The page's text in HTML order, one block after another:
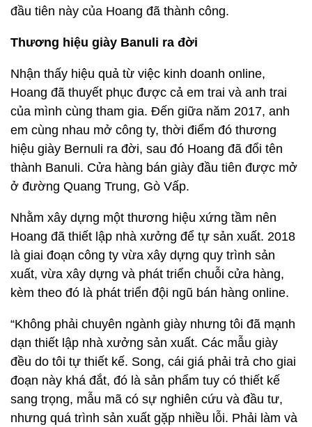
đầu tiên này của Hoang đã thành công.
Thương hiệu giày Banuli ra đời
Nhận thấy hiệu quả từ việc kinh doanh online,
Hoang đã thuyết phục được cả em trai và anh trai
của mình cùng tham gia. Đến giữa năm 2017, anh
em cùng nhau mở công ty, thời điểm đó thương
hiệu giày Bernuli ra đời, sau đó Hoang đã đổi tên
thành Banuli. Cửa hàng bán giày đầu tiên được mở
ở đường Quang Trung, Gò Vấp.
Nhằm xây dựng một thương hiệu xứng tầm nên
Hoang đã thiết lập nhà xưởng để tự sản xuất. 2018
là giai đoạn công ty vừa xây dựng quy trình sản
xuất, vừa xây dựng và phát triển chuỗi cửa hàng,
kèm theo đó là phát triển đội ngũ bán hàng online.
“Không phải chuyên ngành giày nhưng tôi đã mạnh
dạn thiết lập nhà xưởng sản xuất. Các mẫu giày
đều do tôi tự thiết kế. Song, cái giá phải trả cho giai
đoạn này khá đắt, đó là sản phẩm tuy có thiết kế
sang trọng, mẫu mã có sự nghiên cứu và đầu tư,
nhưng quá trình sản xuất gặp nhiều lỗi. Phải làm và